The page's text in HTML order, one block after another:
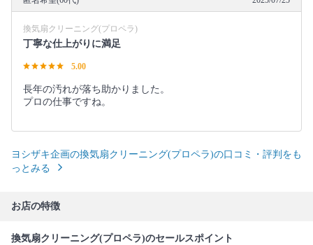
換気扇クリーニング(プロペラ)
丁寧な仕上がりに満足
5.00
長年の汚れが落ち助かりました。
プロの仕事ですね。
ヨシザキ企画の換気扇クリーニング(プロペラ)の口コミ・評判をも
っとみる
お店の特徴
換気扇クリーニング(プロペラ)のセールスポイント